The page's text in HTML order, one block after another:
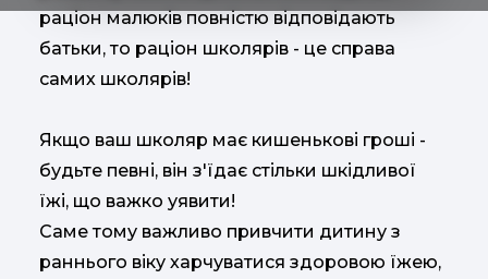
раціон малюків повністю відповідають
батьки, то раціон школярів - це справа
самих школярів!
Якщо ваш школяр має кишенькові гроші -
будьте певні, він з'їдає стільки шкідливої
їжі, що важко уявити!
Саме тому важливо привчити дитину з
раннього віку харчуватися здоровою їжею,